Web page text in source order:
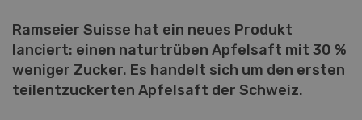
Ramseier Suisse hat ein neues Produkt
lanciert: einen naturtrüben Apfelsaft mit 30 %
weniger Zucker. Es handelt sich um den ersten
teilentzuckerten Apfelsaft der Schweiz.